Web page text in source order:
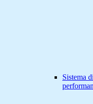
Sistema